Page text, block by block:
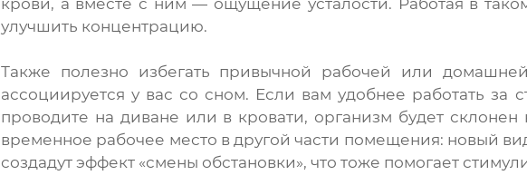
улучшить концентрацию.
Также полезно избегать привычной рабочей или
ассоциируется у вас со сном. Если вам удобнее работать
проводите на диване или в кровати, организм будет
временное рабочее место в другой части помещения: новый
создадут эффект «смены обстановки», что тоже помогает